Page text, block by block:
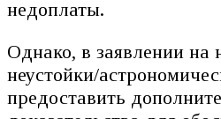
недоплаты.
Однако, в заявлении на
неустойки/
предоставить